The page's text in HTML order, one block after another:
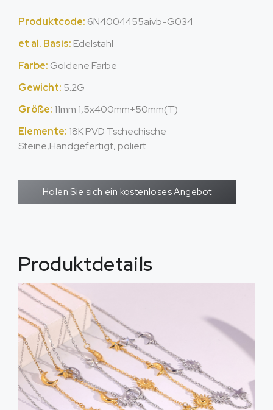
Produktcode: 6N4004455aivb-G034
et al. Basis: Edelstahl
Farbe: Goldene Farbe
Gewicht: 5.2G
Größe: 11mm 1,5x400mm+50mm(T)
Elemente: 18K PVD Tschechische
Steine,Handgefertigt, poliert
Holen Sie sich ein kostenloses Angebot
Produktdetails